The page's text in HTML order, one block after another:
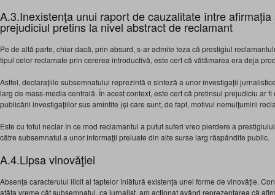
A.3.Inexistenţa unui raport de cauzalitate între
prejudiciul pretins la nivel abstract de reclamant
Pe de altă parte, chiar dacă, prin absurd, s-ar admite teza că prestigiul
tipul celor reclamate prin cererea introductivă, este cert că vătămarea era deja
Astfel, declaraţiile subsemnatului reprezintă o sinteză a unor investigații
larg de mass-media centrală. În acest context, este cert că pretinsul prejudiciu ar
publicării investigațiilor sus amintite (și care sunt, de fapt, motivul nemulțumirii
Este cu totul neclar în ce mod reclamantul a putut suferi vreo pierdere a
către subsemnatul a unor informaţii preluate din alte surse larg răspândite public.
A.4.Lipsa vinovăţiei
Absenţa caracterului ilicit al faptelor înlătură existenţa unei forme de vinovăţie.
atâta vreme cât subsemnatul, ca jurnalist, am acţionat având reprezentarea că